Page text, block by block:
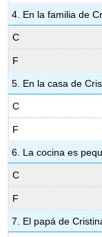
4. En la familia de
C
F
5. En la casa de
C
F
6. La cocina es
C
F
7. El papá de